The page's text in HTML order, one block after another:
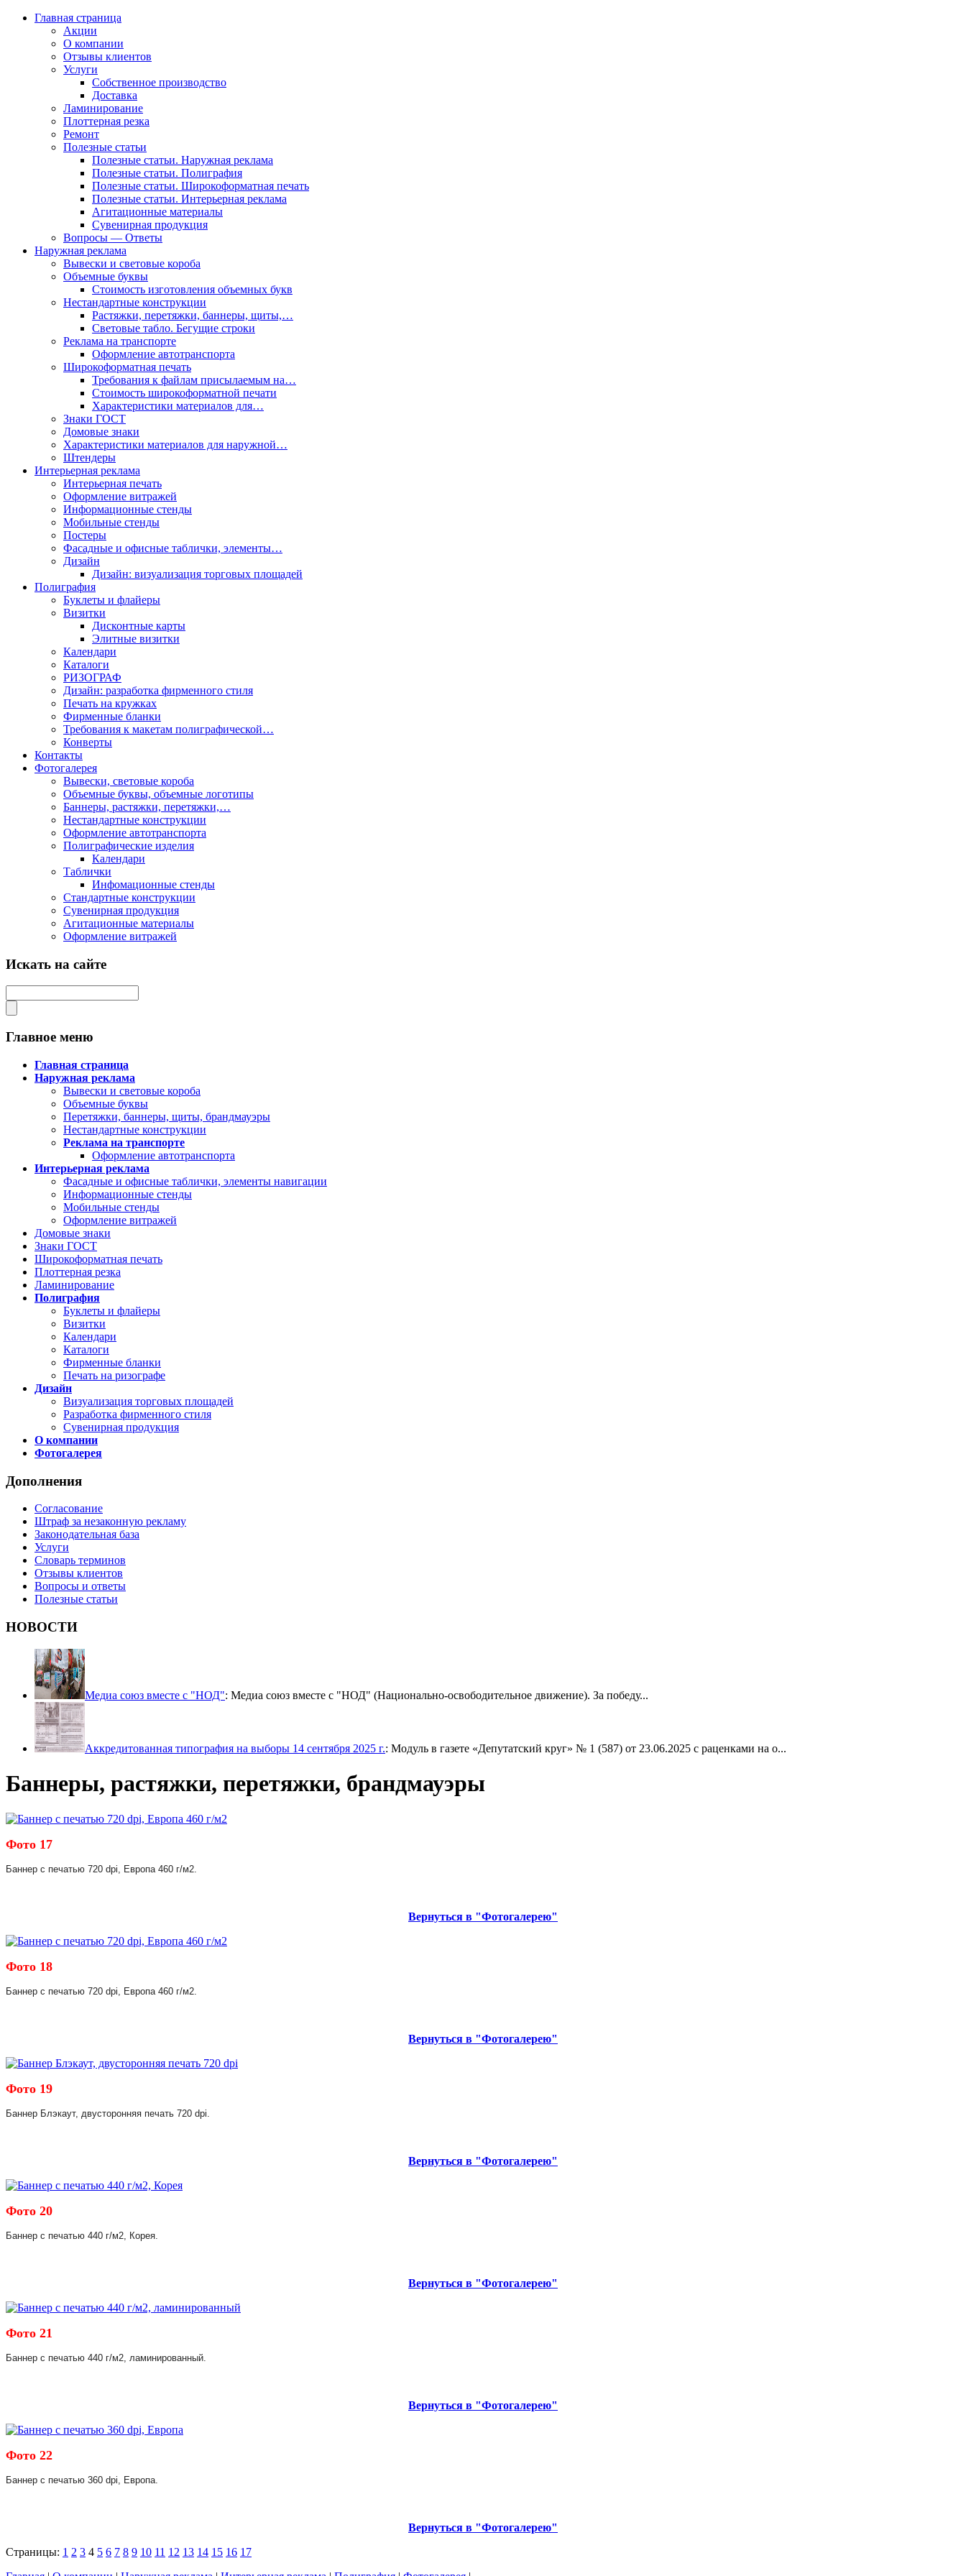
Главная страница
Акции
О компании
Отзывы клиентов
Услуги
Собственное производство
Доставка
Ламинирование
Плоттерная резка
Ремонт
Полезные статьи
Полезные статьи. Наружная реклама
Полезные статьи. Полиграфия
Полезные статьи. Широкоформатная печать
Полезные статьи. Интерьерная реклама
Агитационные материалы
Сувенирная продукция
Вопросы — Ответы
Наружная реклама
Вывески и световые короба
Объемные буквы
Стоимость изготовления объемных букв
Нестандартные конструкции
Растяжки, перетяжки, баннеры, щиты,…
Световые табло. Бегущие строки
Реклама на транспорте
Оформление автотранспорта
Широкоформатная печать
Требования к файлам присылаемым на…
Стоимость широкоформатной печати
Характеристики материалов для…
Знаки ГОСТ
Домовые знаки
Характеристики материалов для наружной…
Штендеры
Интерьерная реклама
Интерьерная печать
Оформление витражей
Информационные стенды
Мобильные стенды
Постеры
Фасадные и офисные таблички, элементы…
Дизайн
Дизайн: визуализация торговых площадей
Полиграфия
Буклеты и флайеры
Визитки
Дисконтные карты
Элитные визитки
Календари
Каталоги
РИЗОГРАФ
Дизайн: разработка фирменного стиля
Печать на кружках
Фирменные бланки
Требования к макетам полиграфической…
Конверты
Контакты
Фотогалерея
Вывески, световые короба
Объемные буквы, объемные логотипы
Баннеры, растяжки, перетяжки,…
Нестандартные конструкции
Оформление автотранспорта
Полиграфические изделия
Календари
Таблички
Инфомационные стенды
Стандартные конструкции
Сувенирная продукция
Агитационные материалы
Оформление витражей
Искать на сайте
Главное меню
Главная страница
Наружная реклама
Вывески и световые короба
Объемные буквы
Перетяжки, баннеры, щиты, брандмауэры
Нестандартные конструкции
Реклама на транспорте
Оформление автотранспорта
Интерьерная реклама
Фасадные и офисные таблички, элементы навигации
Информационные стенды
Мобильные стенды
Оформление витражей
Домовые знаки
Знаки ГОСТ
Широкоформатная печать
Плоттерная резка
Ламинирование
Полиграфия
Буклеты и флайеры
Визитки
Календари
Каталоги
Фирменные бланки
Печать на ризографе
Дизайн
Визуализация торговых площадей
Разработка фирменного стиля
Сувенирная продукция
О компании
Фотогалерея
Дополнения
Согласование
Штраф за незаконную рекламу
Законодательная база
Услуги
Словарь терминов
Отзывы клиентов
Вопросы и ответы
Полезные статьи
НОВОСТИ
Медиа союз вместе с "НОД": Медиа союз вместе с "НОД" (Национально-освободительное движение). За победу...
Аккредитованная типография на выборы 14 сентября 2025 г.: Модуль в газете «Депутатский круг» № 1 (587) от 23.06.2025 с раценками на о...
Баннеры, растяжки, перетяжки, брандмауэры
Фото 17
Баннер с печатью 720 dpi, Европа 460 г/м2.
Вернуться в "Фотогалерею"
Фото 18
Баннер с печатью 720 dpi, Европа 460 г/м2.
Вернуться в "Фотогалерею"
Фото 19
Баннер Блэкаут, двусторонняя печать 720 dpi.
Вернуться в "Фотогалерею"
Фото 20
Баннер с печатью 440 г/м2, Корея.
Вернуться в "Фотогалерею"
Фото 21
Баннер с печатью 440 г/м2, ламинированный.
Вернуться в "Фотогалерею"
Фото 22
Баннер с печатью 360 dpi, Европа.
Вернуться в "Фотогалерею"
Страницы: 1 2 3 4 5 6 7 8 9 10 11 12 13 14 15 16 17